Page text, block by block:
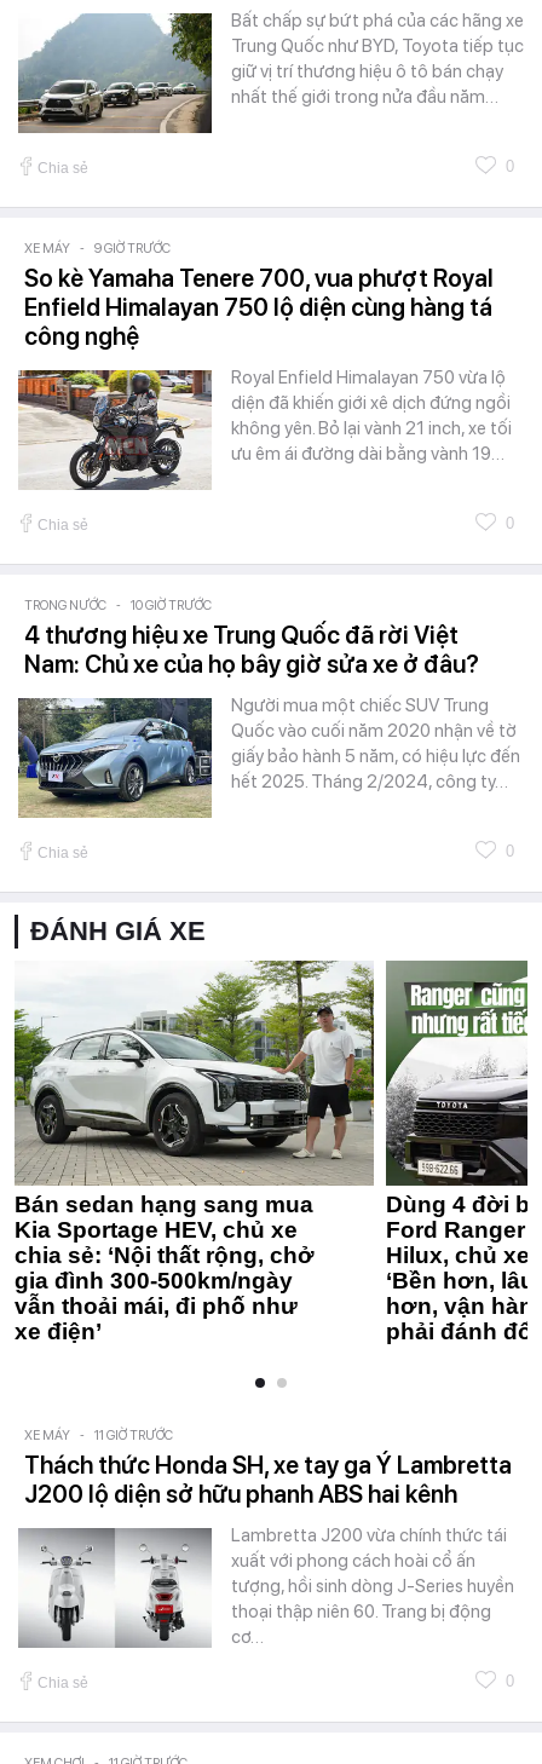
Bất chấp sự bứt phá của các hãng xe
Trung Quốc như BYD, Toyota tiếp tục
giữ vị trí thương hiệu ô tô bán chạy
nhất thế giới trong nửa đầu năm…
Chia sẻ 0
XE MÁY - 9 GIỜ TRƯỚC
So kè Yamaha Tenere 700, vua phượt Royal
Enfield Himalayan 750 lộ diện cùng hàng tá
công nghệ
Royal Enfield Himalayan 750 vừa lộ
diện đã khiến giới xê dịch đứng ngồi
không yên. Bỏ lại vành 21 inch, xe tối
ưu êm ái đường dài bằng vành 19…
Chia sẻ 0
TRONG NƯỚC - 10 GIỜ TRƯỚC
4 thương hiệu xe Trung Quốc đã rời Việt
Nam: Chủ xe của họ bây giờ sửa xe ở đâu?
Người mua một chiếc SUV Trung
Quốc vào cuối năm 2020 nhận về tờ
giấy bảo hành 5 năm, có hiệu lực đến
hết 2025. Tháng 2/2024, công ty…
Chia sẻ 0
ĐÁNH GIÁ XE
Bán sedan hạng sang mua
Kia Sportage HEV, chủ xe
chia sẻ: ‘Nội thất rộng, chở
gia đình 300-500km/ngày
vẫn thoải mái, đi phố như
xe điện’
Dùng 4 đời
Ford Ranger
Hilux, chủ xe
‘Bền hơn,
hơn, vận
phải đánh
XE MÁY - 11 GIỜ TRƯỚC
Thách thức Honda SH, xe tay ga Ý Lambretta
J200 lộ diện sở hữu phanh ABS hai kênh
Lambretta J200 vừa chính thức tái
xuất với phong cách hoài cổ ấn
tượng, hồi sinh dòng J-Series huyền
thoại thập niên 60. Trang bị động
cơ…
Chia sẻ 0